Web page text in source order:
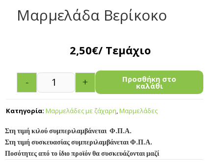
Μαρμελάδα Βερίκοκο
2,50€/ Τεμάχιο
- + Προσθήκη στο
καλάθι
Κατηγορία: Μαρμελάδες με ζάχαρη,Μαρμελάδες
Στη τιμή κιλού συμπεριλαμβάνεται Φ.Π.Α.
Στη τιμή συσκευασίας συμπεριλαμβάνεται Φ.Π.Α.
Ποσότητες από το ίδιο προϊόν θα συσκευάζονται μαζί